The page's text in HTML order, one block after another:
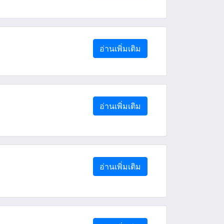
อ่านเพิ่มเติม
อ่านเพิ่มเติม
อ่านเพิ่มเติม